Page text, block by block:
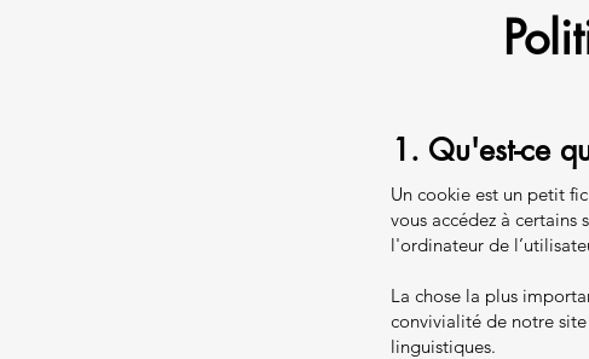
1. Qu'est-ce
Un cookie est un petit
vous accédez à
l'ordinateur de
La chose la plus
convivialité de notre
linguistiques.